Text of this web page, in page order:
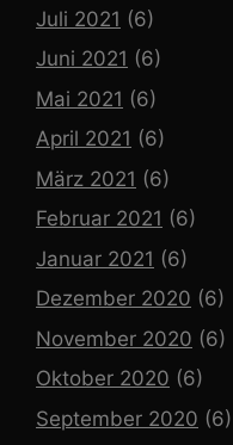
Juli 2021 (6)
Juni 2021 (6)
Mai 2021 (6)
April 2021 (6)
März 2021 (6)
Februar 2021 (6)
Januar 2021 (6)
Dezember 2020 (6)
November 2020 (6)
Oktober 2020 (6)
September 2020 (6)